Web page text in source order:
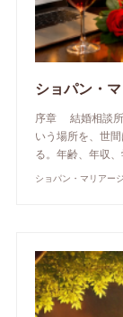
序章 結婚相談所
いう場所を、世
る。年齢、年収